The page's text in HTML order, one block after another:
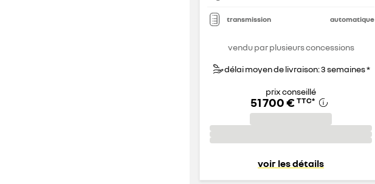
transmission automatique
vendu par plusieurs concessions
délai moyen de livraison: 3 semaines *
prix conseillé
51 700 € TTC*
voir les détails